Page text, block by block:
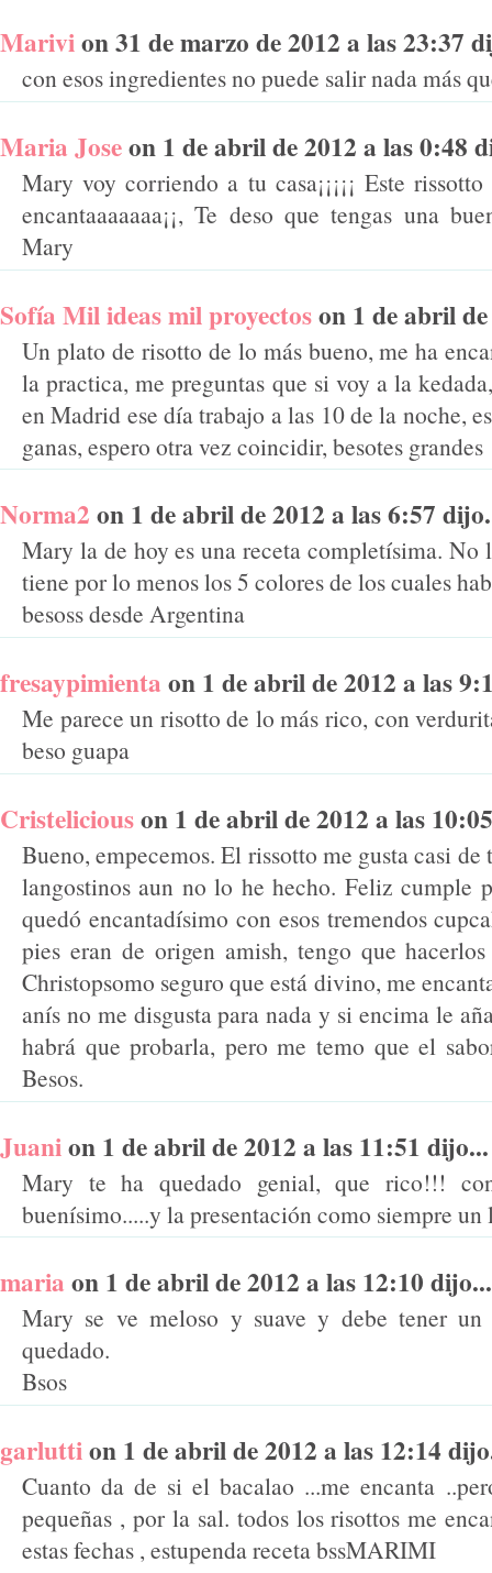
Marivion 31 de marzo de 2012 a las 23:37
con esos ingredientes no puede salir nada más
Maria Joseon 1 de abril de 2012 a las 0:48
Mary voy corriendo a tu casa¡¡¡¡¡ Este
encantaaaaaaa¡¡, Te deso que tengas una
Mary
Sofía Mil ideas mil proyectoson 1 de abril
Un plato de risotto de lo más bueno, me ha
la practica, me preguntas que si voy a la
en Madrid ese día trabajo a las 10 de la noche,
ganas, espero otra vez coincidir, besotes grandes
Norma2 on 1 de abril de 2012 a las 6:57
Mary la de hoy es una receta completísima. No
tiene por lo menos los 5 colores de los cuales
besoss desde Argentina
fresaypimienta on 1 de abril de 2012 a las
Me parece un risotto de lo más rico, con
beso guapa
Cristeliciouson 1 de abril de 2012 a las
Bueno, empecemos. El rissotto me gusta casi
langostinos aun no lo he hecho. Feliz cumple
quedó encantadísimo con esos tremendos
pies eran de origen amish, tengo que
Christopsomo seguro que está divino, me
anís no me disgusta para nada y si encima le
habrá que probarla, pero me temo que el
Besos.
Juanion 1 de abril de 2012 a las 11:51 dijo...
Mary te ha quedado genial, que rico!!!
buenísimo.....y la presentación como siempre un
maria on 1 de abril de 2012 a las 12:10 dijo...
Mary se ve meloso y suave y debe tener un
quedado.
Bsos
garluttion 1 de abril de 2012 a las 12:14
Cuanto da de si el bacalao ...me encanta
pequeñas , por la sal. todos los risottos me
estas fechas , estupenda receta bssMARIMI